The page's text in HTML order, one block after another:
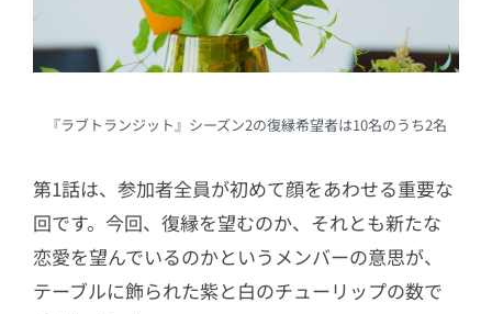
『ラブトランジット』シーズン2の復縁希望者は10名のうち2名
第1話は、参加者全員が初めて顔をあわせる重要な
回です。今回、復縁を望むのか、それとも新たな
恋愛を望んでいるのかというメンバーの意思が、
テーブルに飾られた紫と白のチューリップの数で